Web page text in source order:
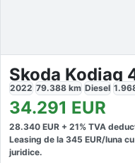
Skoda Kodiaq
2022 79.388 km Diesel
34.291 EUR
28.340 EUR + 21% TVA
Leasing de la 345 EUR/luna
juridice.